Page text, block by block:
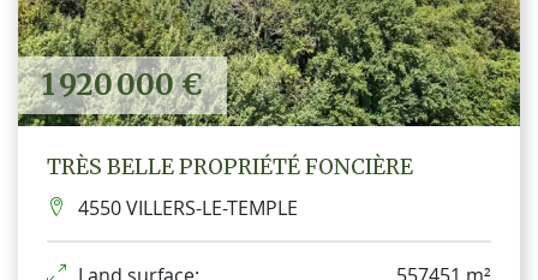
1 920 000 €
TRÈS BELLE PROPRIÉTÉ FONCIÈRE
4550 VILLERS-LE-TEMPLE